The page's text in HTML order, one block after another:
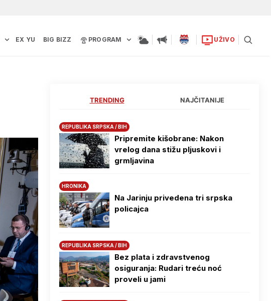
EX YU BIG BIZZ PROGRAM UŽIVO
TRENDING NAJČITANIJE
REPUBLIKA SRPSKA / BIH
Pripremite kišobrane: Nakon
vrelog dana stižu pljuskovi i
grmljavina
HRONIKA
Na Јarinju privedena tri srpska
policajca
REPUBLIKA SRPSKA / BIH
Bez plata i zdravstvenog
osiguranja: Rudari treću noć
proveli u jami